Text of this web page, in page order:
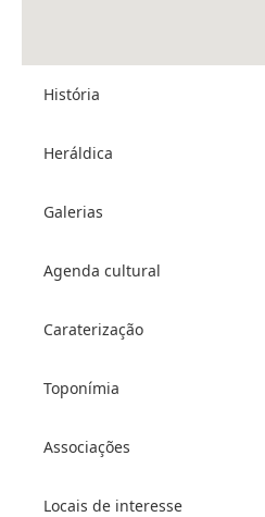
História
Heráldica
Galerias
Agenda cultural
Caraterização
Toponímia
Associações
Locais de interesse